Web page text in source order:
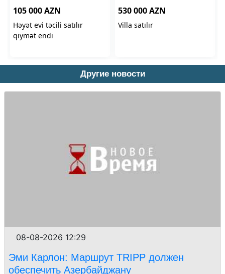
Другие новости
08-08-2026 12:29
Эми Карлон: Маршрут TRIPP должен
обеспечить Азербайджану